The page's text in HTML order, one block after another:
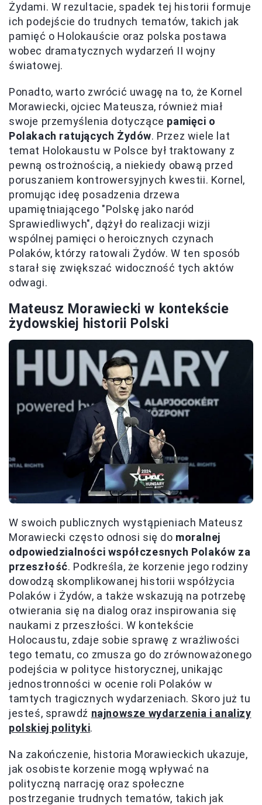
Żydami. W rezultacie, spadek tej historii formuje
ich podejście do trudnych tematów, takich jak
pamięć o Holokauście oraz polska postawa
wobec dramatycznych wydarzeń II wojny
światowej.
Ponadto, warto zwrócić uwagę na to, że Kornel
Morawiecki, ojciec Mateusza, również miał
swoje przemyślenia dotyczące pamięci o
Polakach ratujących Żydów. Przez wiele lat
temat Holokaustu w Polsce był traktowany z
pewną ostrożnością, a niekiedy obawą przed
poruszaniem kontrowersyjnych kwestii. Kornel,
promując ideę posadzenia drzewa
upamiętniającego "Polskę jako naród
Sprawiedliwych", dążył do realizacji wizji
wspólnej pamięci o heroicznych czynach
Polaków, którzy ratowali Żydów. W ten sposób
starał się zwiększać widoczność tych aktów
odwagi.
Mateusz Morawiecki w kontekście
żydowskiej historii Polski
W swoich publicznych wystąpieniach Mateusz
Morawiecki często odnosi się do moralnej
odpowiedzialności współczesnych Polaków za
przeszłość. Podkreśla, że korzenie jego rodziny
dowodzą skomplikowanej historii współżycia
Polaków i Żydów, a także wskazują na potrzebę
otwierania się na dialog oraz inspirowania się
naukami z przeszłości. W kontekście
Holocaustu, zdaje sobie sprawę z wrażliwości
tego tematu, co zmusza go do zrównoważonego
podejścia w polityce historycznej, unikając
jednostronności w ocenie roli Polaków w
tamtych tragicznych wydarzeniach. Skoro już tu
jesteś, sprawdź najnowsze wydarzenia i analizy
polskiej polityki.
Na zakończenie, historia Morawieckich ukazuje,
jak osobiste korzenie mogą wpływać na
polityczną narrację oraz społeczne
postrzeganie trudnych tematów, takich jak